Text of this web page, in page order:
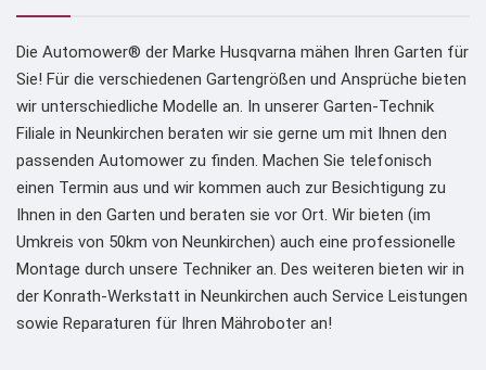
Die Automower® der Marke Husqvarna mähen Ihren Garten für
Sie! Für die verschiedenen Gartengrößen und Ansprüche bieten
wir unterschiedliche Modelle an. In unserer Garten-Technik
Filiale in Neunkirchen beraten wir sie gerne um mit Ihnen den
passenden Automower zu finden. Machen Sie telefonisch
einen Termin aus und wir kommen auch zur Besichtigung zu
Ihnen in den Garten und beraten sie vor Ort. Wir bieten (im
Umkreis von 50km von Neunkirchen) auch eine professionelle
Montage durch unsere Techniker an. Des weiteren bieten wir in
der Konrath-Werkstatt in Neunkirchen auch Service Leistungen
sowie Reparaturen für Ihren Mähroboter an!